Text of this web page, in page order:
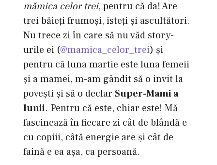
mămica celor trei, pentru că da! Are
trei băieţi frumoşi, isteţi şi ascultători.
Nu trece zi în care să nu văd story-
urile ei (@mamica_celor_trei) şi
pentru că luna martie este luna femeii
şi a mamei, m-am gândit să o invit la
poveşti şi să o declar Super-Mami a
lunii. Pentru că este, chiar este! Mă
fascinează în fiecare zi cât de blândă e
cu copiii, câtă energie are şi cât de
faină e ea aşa, ca persoană.